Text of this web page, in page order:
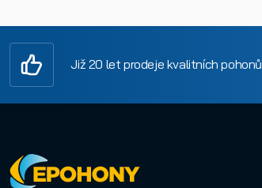
Již 20 let prodeje kvalitních pohonů